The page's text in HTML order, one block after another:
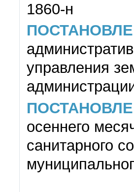
1860-н
управления
осеннего
санитарного